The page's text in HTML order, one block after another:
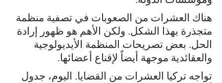
هناك العشرات من الصعوبات في تصفية منظمة
متجذرة بهذا الشكل. ولكن الأهم هو ظهور إرادة
الحل. بعض تصريحات المنظمة الأيديولوجية
والعقائدية موجهة أيضاً لإقناع أعضائها.
تواجه تركيا العشرات من القضايا. اليوم، جدول